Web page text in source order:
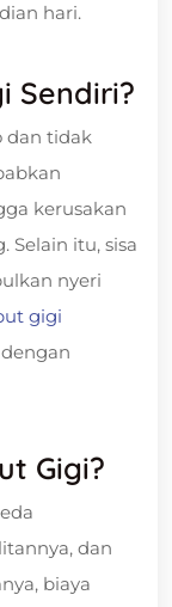
hari.
Sendiri?
dan tidak
kerusakan
Selain itu, sisa
nyeri
gigi
Gigi?
dan
biaya